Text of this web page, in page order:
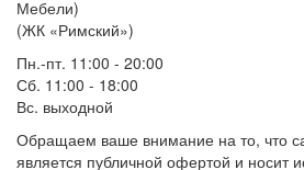
Мебели)
(ЖК «Римский»)
Пн.-пт. 11:00 - 20:00
Сб. 11:00 - 18:00
Вс. выходной
Обращаем ваше внимание на то, что
является публичной офертой и носит